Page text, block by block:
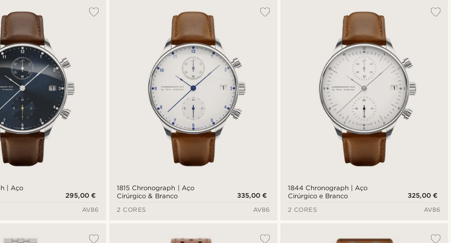
| Aço
295,00 €
AV86
1815 Chronograph | Aço
Cirúrgico & Branco
335,00 €
2 CORES
AV86
1844 Chronograph | Aço
Cirúrgico e Branco
325,00 €
2 CORES
AV86